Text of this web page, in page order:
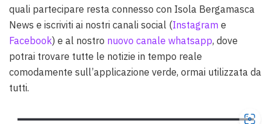
quali partecipare resta connesso con Isola Bergamasca
News e iscriviti ai nostri canali social (Instagram e
Facebook) e al nostro nuovo canale whatsapp, dove
potrai trovare tutte le notizie in tempo reale
comodamente sull’applicazione verde, ormai utilizzata da
tutti.